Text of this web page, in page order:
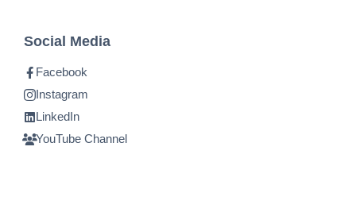
Social Media
Facebook
Instagram
LinkedIn
YouTube Channel